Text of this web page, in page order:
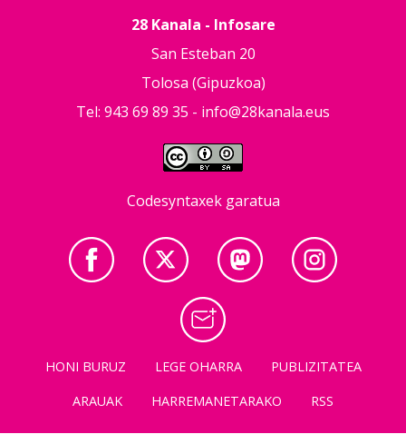
28 Kanala - Infosare
San Esteban 20
Tolosa (Gipuzkoa)
Tel: 943 69 89 35 - info@28kanala.eus
Codesyntaxek garatua
HONI BURUZ LEGE OHARRA
PUBLIZITATEA
ARAUAK
HARREMANETARAKO RSS